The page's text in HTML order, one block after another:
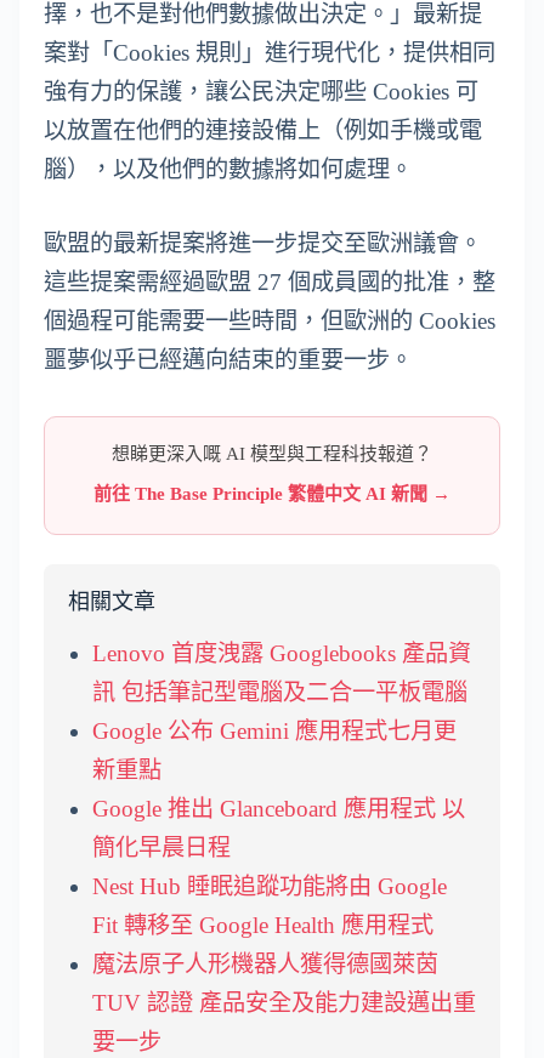
擇，也不是對他們數據做出決定。」最新提
案對「Cookies 規則」進行現代化，提供相同
強有力的保護，讓公民決定哪些 Cookies 可
以放置在他們的連接設備上（例如手機或電
腦），以及他們的數據將如何處理。
歐盟的最新提案將進一步提交至歐洲議會。
這些提案需經過歐盟 27 個成員國的批准，整
個過程可能需要一些時間，但歐洲的 Cookies
噩夢似乎已經邁向結束的重要一步。
想睇更深入嘅 AI 模型與工程科技報道？
前往 The Base Principle 繁體中文 AI 新聞 →
相關文章
Lenovo 首度洩露 Googlebooks 產品資
訊 包括筆記型電腦及二合一平板電腦
Google 公布 Gemini 應用程式七月更
新重點
Google 推出 Glanceboard 應用程式 以
簡化早晨日程
Nest Hub 睡眠追蹤功能將由 Google
Fit 轉移至 Google Health 應用程式
魔法原子人形機器人獲得德國萊茵
TUV 認證 產品安全及能力建設邁出重
要一步